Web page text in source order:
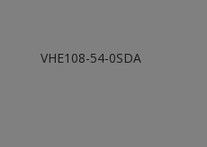
VHE108-54-0SDA